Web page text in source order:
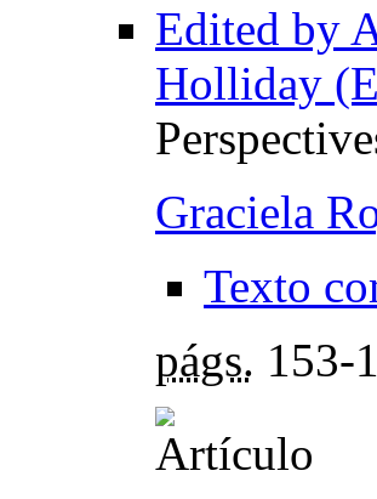
Edited by
Holliday
Graciela
Texto
págs. 153-